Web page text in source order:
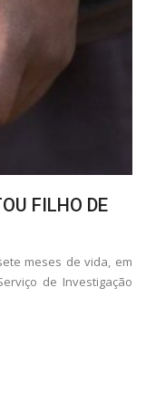
FILHO DE
meses de vida, em
de Investigação